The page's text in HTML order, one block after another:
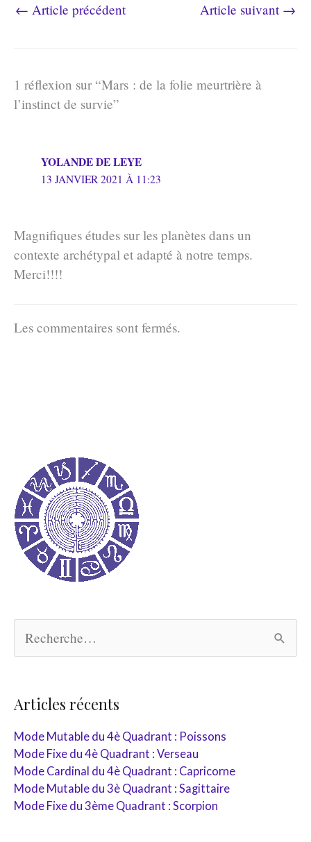
← Article précédent Article suivant →
1 réflexion sur “Mars : de la folie meurtrière à
l’instinct de survie”
YOLANDE DE LEYE
13 JANVIER 2021 À 11:23
Magnifiques études sur les planètes dans un
contexte archétypal et adapté à notre temps.
Merci!!!!
Les commentaires sont fermés.
c
c
e
r
:
Articles récents
Mode Mutable du 4è Quadrant : Poissons
Mode Fixe du 4è Quadrant : Verseau
Mode Cardinal du 4è Quadrant : Capricorne
Mode Mutable du 3è Quadrant : Sagittaire
Mode Fixe du 3ème Quadrant : Scorpion